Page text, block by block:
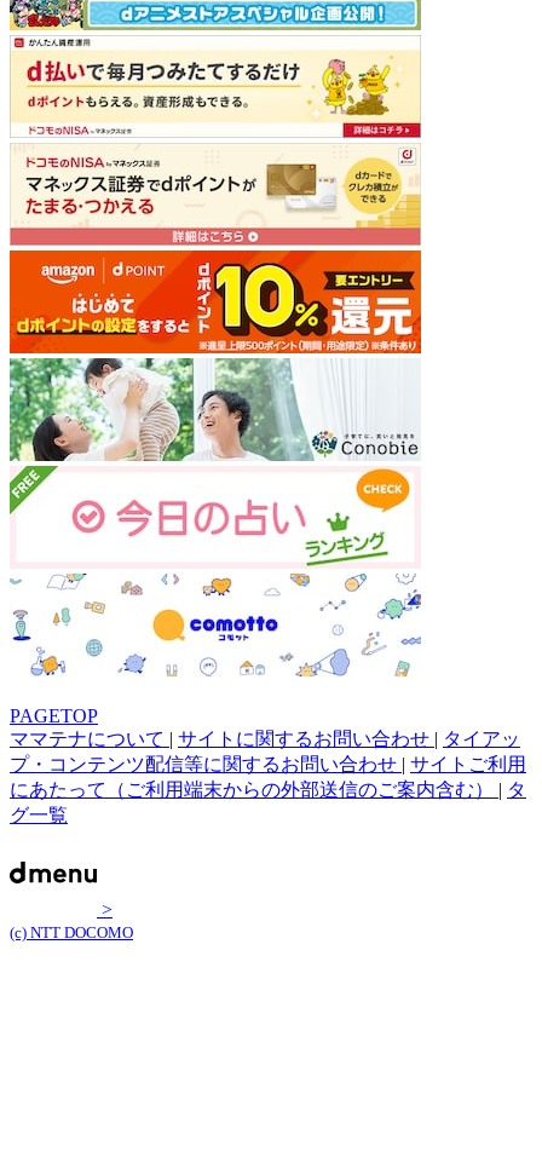
PAGETOP
ママテナについて | サイトに関するお問い合わせ | タイアッ
プ・コンテンツ配信等に関するお問い合わせ | サイトご利用
にあたって（ご利用端末からの外部送信のご案内含む） | タ
グ一覧
>
(c) NTT DOCOMO